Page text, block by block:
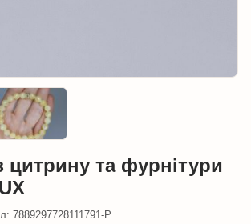
цитрину та фурнітури
7889297728111791-P